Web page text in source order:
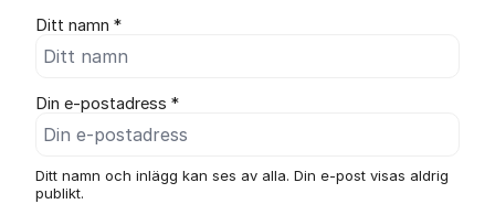
Ditt namn *
Din e-postadress *
Ditt namn och inlägg kan ses av alla. Din e-post visas aldrig
publikt.